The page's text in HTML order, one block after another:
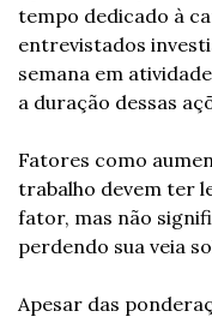
tempo dedicado à
entrevistados
semana em
a duração dessas
Fatores como
trabalho devem ter
fator, mas não
perdendo sua veia
Apesar das